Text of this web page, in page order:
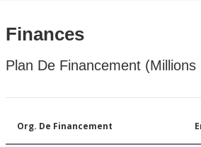
Finances
Plan De Financement (Millions
Org. De Financement